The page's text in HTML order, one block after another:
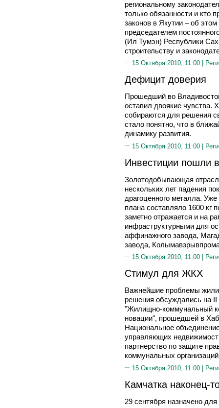
региональному
только обязанности и кто
законов в Якутии – об
председателем
(Ил Тумэн) Республики
строительству и
15 Октября 2010, 11:00 |
Дефицит доверия
Прошедший во
оставил двоякие чувства.
собираются для решения
стало понятно, что в
динамику развития.
15 Октября 2010, 11:00 |
Инвестиции пошли
Золотодобывающая
нескольких лет падения
драгоценного металла.
плана составляло 1600 кг
заметно отражается и на
инфраструктурными для
аффинажного завода,
завода,
15 Октября 2010, 11:00 |
Стимул для ЖКХ
Важнейшие проблемы
решения обсуждались на
"Жилищно-коммунальный
новации", прошедшей в
Национальное
управляющих
партнерство по защите
коммунальных
15 Октября 2010, 11:00 |
Камчатка наконец-
29 сентября назначено